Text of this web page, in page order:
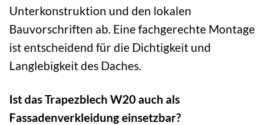
Unterkonstruktion und den lokalen
Bauvorschriften ab. Eine fachgerechte Montage
ist entscheidend für die Dichtigkeit und
Langlebigkeit des Daches.
Ist das Trapezblech W20 auch als
Fassadenverkleidung einsetzbar?